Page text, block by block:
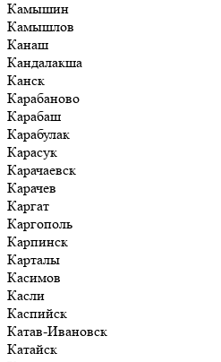
Камышин
Камышлов
Канаш
Кандалакша
Канск
Карабаново
Карабаш
Карабулак
Карасук
Карачаевск
Карачев
Каргат
Каргополь
Карпинск
Карталы
Касимов
Касли
Каспийск
Катав-Ивановск
Катайск